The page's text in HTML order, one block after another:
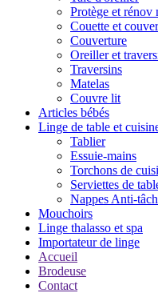
Protège et rénov
Couette et
Couverture
Oreiller et
Traversins
Matelas
Couvre lit
Articles bébés
Linge de table et
Tablier
Essuie-mains
Torchons de
Serviettes de
Nappes Anti-
Mouchoirs
Linge thalasso et spa
Importateur de linge
Accueil
Brodeuse
Contact